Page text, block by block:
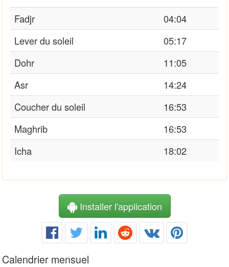
Fadjr
04:04
Lever du soleil
05:17
Dohr
11:05
Asr
14:24
Coucher du soleil
16:53
Maghrib
16:53
Icha
18:02
Installer l'application
Calendrier mensuel